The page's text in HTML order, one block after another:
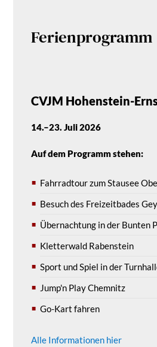
Ferienprogramm
CVJM Hohenstein-
14.–23. Juli 2026
Auf dem Programm stehen:
Fahrradtour zum Stausee
Besuch des Freizeitbades
Übernachtung in der Bunten
Kletterwald Rabenstein
Sport und Spiel in der
Jump'n Play Chemnitz
Go-Kart fahren
Alle Informationen hier